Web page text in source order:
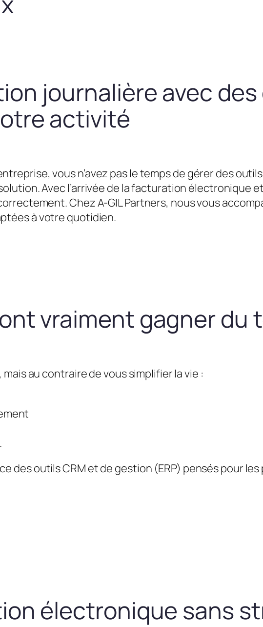
journalière avec
activité
vous n’avez pas le temps de gérer des
Avec l’arrivée de la facturation électronique
Chez A-GIL Partners, nous vous
à votre quotidien.
vraiment gagner du
mais au contraire de vous simplifier la vie :
des outils CRM et de gestion (ERP) pensés pour
électronique sans